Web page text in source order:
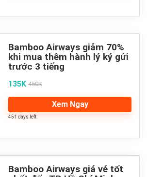
Bamboo Airways giảm 70%
khi mua thêm hành lý ký gửi
trước 3 tiếng
135K 450K
Xem Ngay
451 days left
Bamboo Airways giá vé tốt